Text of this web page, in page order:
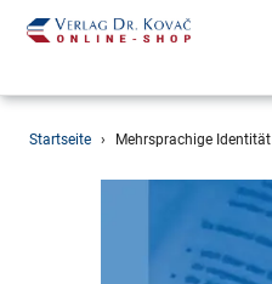
DirektStartseite › Mehrsprachige Identität